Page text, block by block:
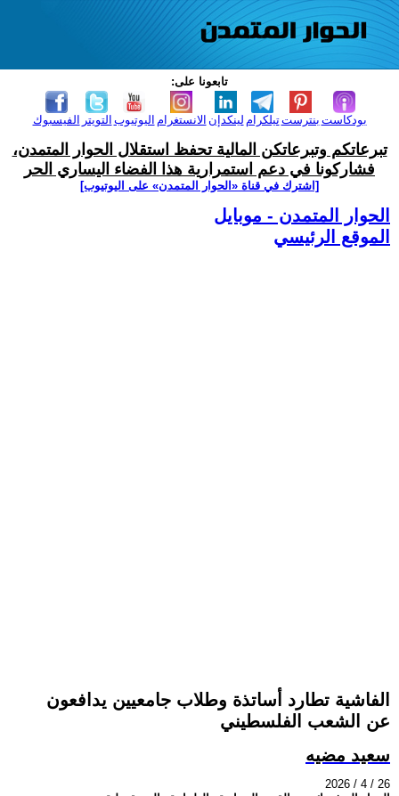
تابعونا على:
الفيسبوك التويتر اليوتيوب الانستغرام لينكدإن تيلكرامبنترست بودكاست
تبرعاتكم وتبرعاتكن المالية تحفظ استقلال الحوار المتمدن،
فشاركونا في دعم استمرارية هذا الفضاء اليساري الحر
[اشترك في قناة ‫«الحوار المتمدن» على اليوتيوب]
الحوار المتمدن - موبايل
الموقع الرئيسي
الفاشية تطارد أساتذة وطلاب جامعيين يدافعون
عن الشعب الفلسطيني
سعيد مضيه
2026 / 4 / 26